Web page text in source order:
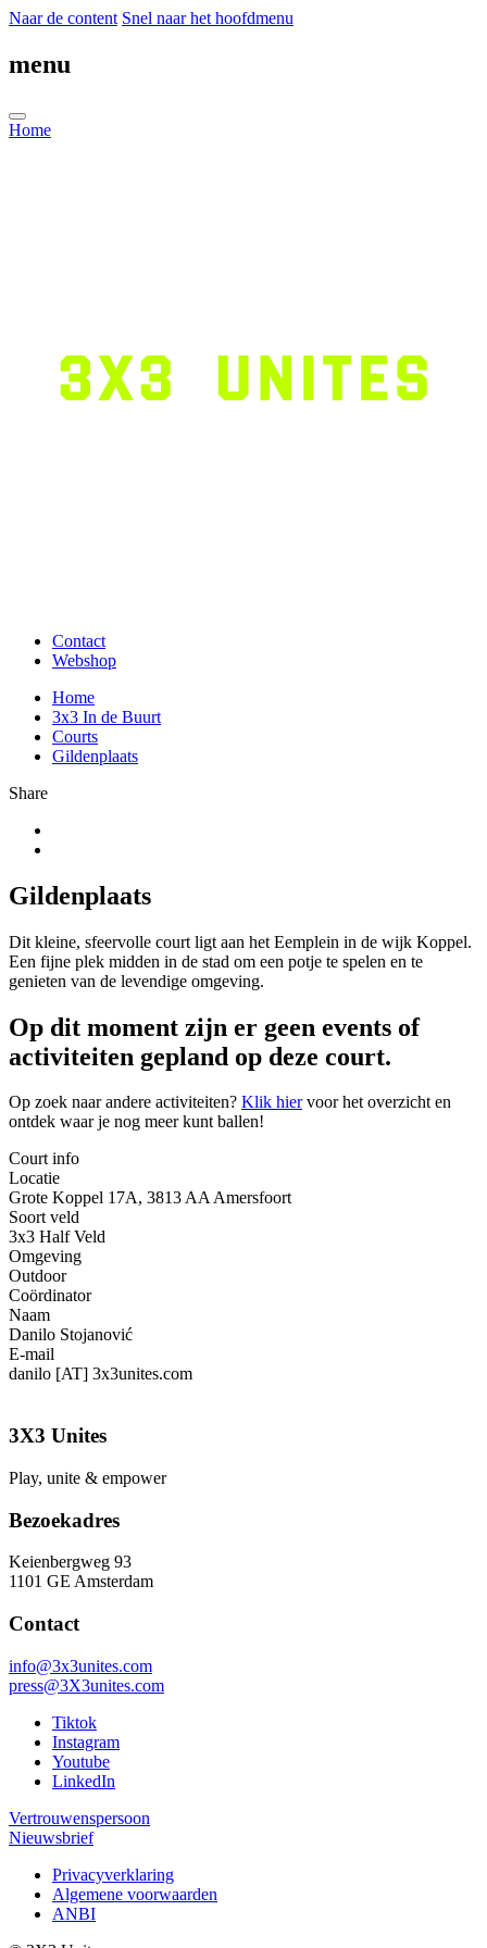
Naar de content Snel naar het hoofdmenu
menu
Home
Contact
Webshop
Home
3x3 In de Buurt
Courts
Gildenplaats
Share
Gildenplaats
Dit kleine, sfeervolle court ligt aan het Eemplein in de wijk Koppel.
Een fijne plek midden in de stad om een potje te spelen en te
genieten van de levendige omgeving.
Op dit moment zijn er geen events of
activiteiten gepland op deze court.
Op zoek naar andere activiteiten? Klik hiervoor het overzicht en
ontdek waar je nog meer kunt ballen!
Court info
Locatie
Grote Koppel 17A, 3813 AA Amersfoort
Soort veld
3x3 Half Veld
Omgeving
Outdoor
Coördinator
Naam
Danilo Stojanović
E-mail
danilo [AT] 3x3unites.com
3X3 Unites
Play, unite & empower
Bezoekadres
Keienbergweg 93
1101 GE Amsterdam
Contact
info@3x3unites.com
press@3X3unites.com
Tiktok
Instagram
Youtube
LinkedIn
Vertrouwenspersoon
Nieuwsbrief
Privacyverklaring
Algemene voorwaarden
ANBI